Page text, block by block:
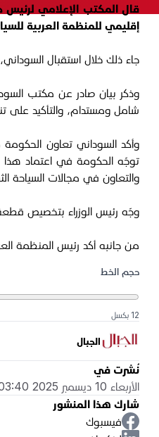
قال المكتب الإعلامي
إقليمي للمنظمة العربية
جاء ذلك خلال استقبال السوداني، اليوم الأربعاء 10 كانون الأول 2025، رئيس
وذكر بيان صادر عن مكتب
شامل ومستدام، والتأكيد على تنظيم مؤتمر
وأكد السوداني تعاون الحكومة
توجّه الحكومة في اعتماد هذا
والتعاون في مجالات السياحة
وجّه رئيس الوزراء بتخصيص
من جانبه أكد رئيس المنظمة
حجم الخط
12 بكسل
الجبال
نُشرت في
الأربعاء 10 ديسمبر 2025 03:40 م
شارك هذا المنشور
فيسبوك